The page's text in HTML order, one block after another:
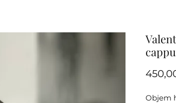
Objem